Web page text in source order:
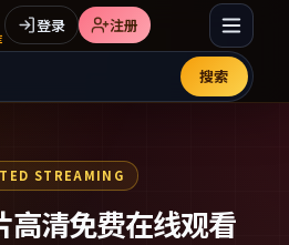
搜索
登录 注册
STREAMING
高清免费在线观看